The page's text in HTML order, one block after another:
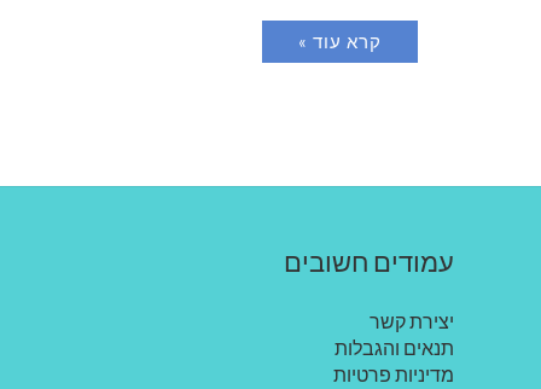
קרא עוד »
עמודים חשובים
יצירת קשר
תנאים והגבלות
מדיניות פרטיות